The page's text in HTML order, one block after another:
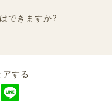
できますか?
する